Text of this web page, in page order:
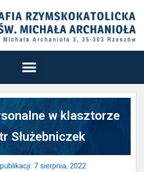
w klasztorze
Służebniczek
7 sierpnia, 2022